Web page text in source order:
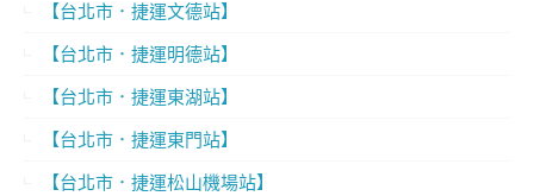
【台北市．捷運文德站】
【台北市．捷運明德站】
【台北市．捷運東湖站】
【台北市．捷運東門站】
【台北市．捷運松山機場站】